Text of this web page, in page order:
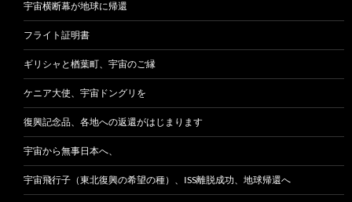
宇宙横断幕が地球に帰還
フライト証明書
ギリシャと楢葉町、宇宙のご縁
ケニア大使、宇宙ドングリを
復興記念品、各地への返還がはじまります
宇宙から無事日本へ、
宇宙飛行子（東北復興の希望の種）、ISS離脱成功、地球帰還へ